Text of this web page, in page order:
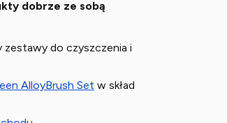
dobrze ze sobą
zestawy do czyszczenia i
AlloyBrush Set w skład